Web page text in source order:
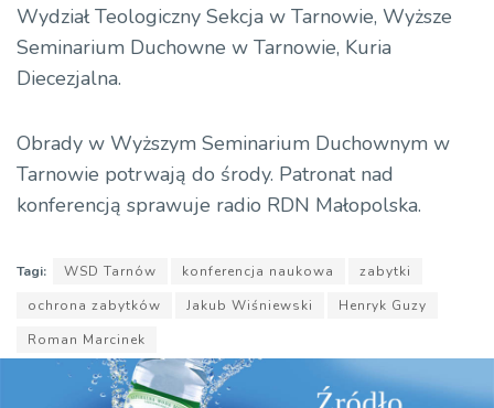
Wydział Teologiczny Sekcja w Tarnowie, Wyższe
Seminarium Duchowne w Tarnowie, Kuria
Diecezjalna.
Obrady w Wyższym Seminarium Duchownym w
Tarnowie potrwają do środy. Patronat nad
konferencją sprawuje radio RDN Małopolska.
Tagi: WSD Tarnów konferencja naukowa
zabytki
ochrona zabytków
Jakub Wiśniewski
Henryk Guzy
Roman Marcinek